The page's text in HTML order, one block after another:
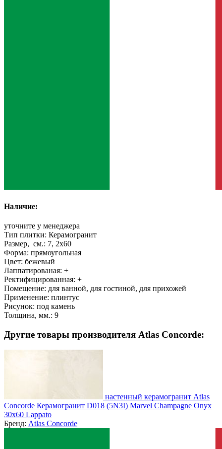
Наличие:
уточните у менеджера
Тип плитки: Керамогранит
Размер, см.: 7, 2x60
Форма: прямоугольная
Цвет: бежевый
Лаппатированая: +
Ректифицированная: +
Помещение: для ванной, для гостиной, для прихожей
Применение: плинтус
Рисунок: под камень
Толщина, мм.: 9
Другие товары производителя Atlas Concorde:
настенный керамогранит Atlas
Concorde Керамогранит D018 (5N3I) Marvel Champagne Onyx
30x60 Lappato
Бренд: Atlas Concorde